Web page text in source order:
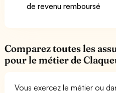
de revenu remboursé
Comparez toutes les
pour le métier de
Vous exercez le métier ou